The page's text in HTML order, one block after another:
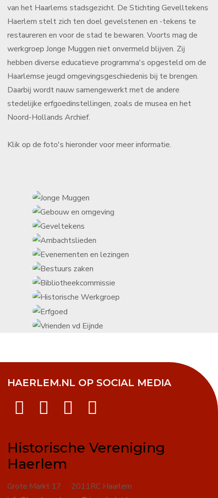
van het Haarlems stadsgezicht. De Stichting Gevelltekens
Haerlem stelt zich ten doel gevelstenen en -tekens te
restaureren en voor de stad te bewaren. Voorts mag de
werkgroep Jonge Muggen niet onvermeld blijven. Zij
hebben diverse educatieve programma's opgesteld om de
Haarlemse jeugd omgevingsgeschiedenis bij te brengen.
Daarbij wordt nauw samengewerkt met de andere
stedelijke erfgoedinstellingen, zoals de musea en het
Noord-Hollands Archief.
Klik op de foto's hieronder voor meer informatie.
HAERLEM.NL OP SOCIAL MEDIA
Historische Vereniging
Haerlem
Grote Markt 17 2011RC Haarlem